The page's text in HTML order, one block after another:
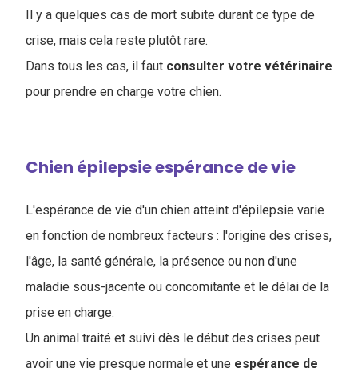
Il y a quelques cas de mort subite durant ce type de
crise, mais cela reste plutôt rare.
Dans tous les cas, il faut consulter votre vétérinaire
pour prendre en charge votre chien.
Chien épilepsie espérance de vie
L'espérance de vie d'un chien atteint d'épilepsie varie
en fonction de nombreux facteurs : l'origine des crises,
l'âge, la santé générale, la présence ou non d'une
maladie sous-jacente ou concomitante et le délai de la
prise en charge.
Un animal traité et suivi dès le début des crises peut
avoir une vie presque normale et une espérance de